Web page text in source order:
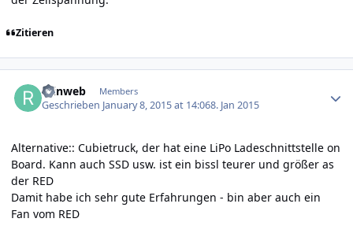
Zitieren
reinweb Members
Geschrieben January 8, 2015 at 14:068. Jan 2015
Alternative:: Cubietruck, der hat eine LiPo Ladeschnittstelle on
Board. Kann auch SSD usw. ist ein bissl teurer und größer as
der RED
Damit habe ich sehr gute Erfahrungen - bin aber auch ein
Fan vom RED